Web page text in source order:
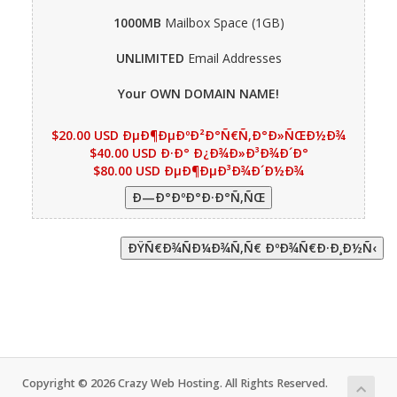
1000MB Mailbox Space (1GB)
UNLIMITED Email Addresses
Your OWN DOMAIN NAME!
$20.00 USD ÐµÐ¶ÐµÐºÐ²Ð°Ñ€Ñ‚Ð°Ð»ÑŒÐ½Ð¾
$40.00 USD Ð·Ð° Ð¿Ð¾Ð»Ð³Ð¾Ð´Ð°
$80.00 USD ÐµÐ¶ÐµÐ³Ð¾Ð´Ð½Ð¾
Copyright © 2026 Crazy Web Hosting. All Rights Reserved.